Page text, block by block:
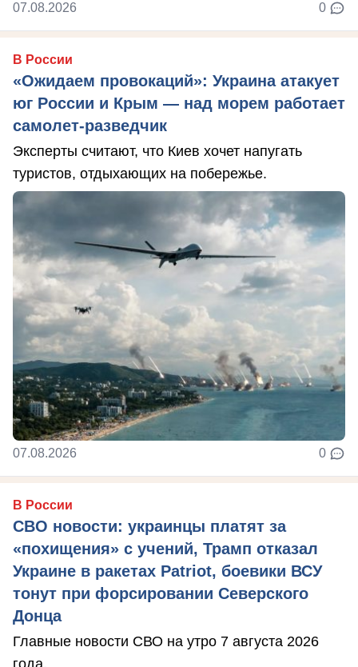
07.08.2026 0
В России
«Ожидаем провокаций»: Украина атакует
юг России и Крым — над морем работает
самолет-разведчик
Эксперты считают, что Киев хочет напугать
туристов, отдыхающих на побережье.
07.08.2026 0
В России
СВО новости: украинцы платят за
«похищения» с учений, Трамп отказал
Украине в ракетах Patriot, боевики ВСУ
тонут при форсировании Северского
Донца
Главные новости СВО на утро 7 августа 2026
года.